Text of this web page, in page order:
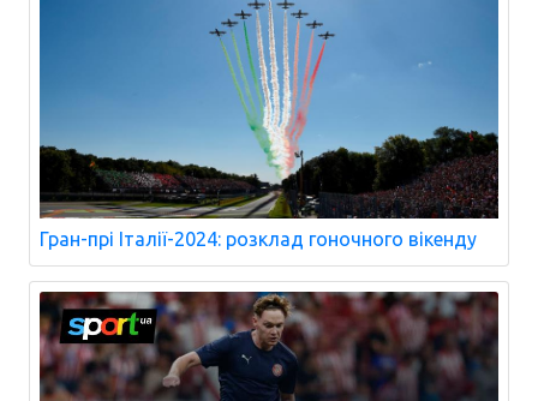
Гран-прі Італії-2024: розклад гоночного вікенду